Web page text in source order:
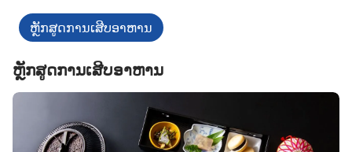
ຫຼັກສູດການເສີບອາຫານ
ຫຼັກສູດການເສີບອາຫານ